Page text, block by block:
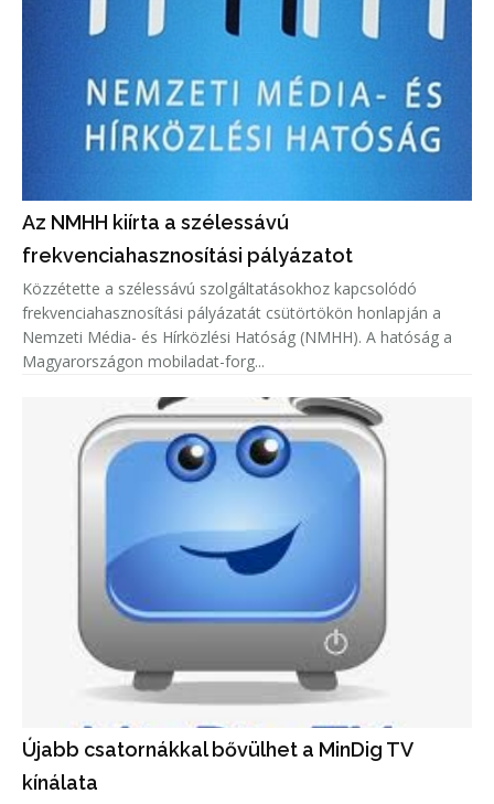
Az NMHH kiírta a szélessávú
frekvenciahasznosítási pályázatot
Közzétette a szélessávú szolgáltatásokhoz kapcsolódó
frekvenciahasznosítási pályázatát csütörtökön honlapján a
Nemzeti Média- és Hírközlési Hatóság (NMHH). A hatóság a
Magyarországon mobiladat-forg...
Újabb csatornákkal bővülhet a MinDig TV
kínálata